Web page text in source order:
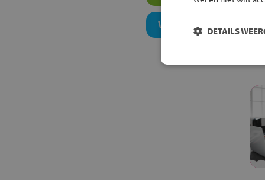
Welk niveau past bij
DETAILS